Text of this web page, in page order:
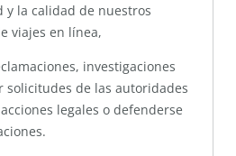
y la calidad de nuestros
viajes en línea,
investigaciones
solicitudes de las autoridades
legales o defenderse